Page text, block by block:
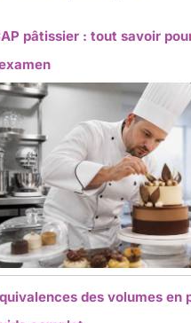
pâtissier : tout savoir
des volumes en